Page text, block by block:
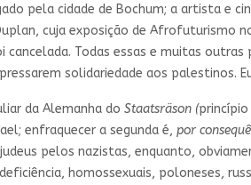
pela cidade de Bochum; a artista e
cuja exposição de Afrofuturismo
Todas essas e muitas
solidariedade aos palestinos.
da Alemanha do Staatsräson (princípio
enfraquecer a segunda é, por
pelos nazistas, enquanto,
homossexuais, poloneses,